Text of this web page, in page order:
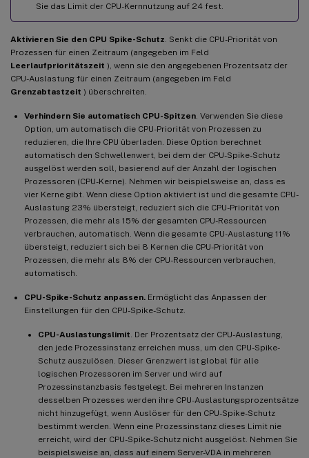
Sie das Limit der CPU-Kernnutzung auf 24 fest.
Aktivieren Sie den CPU Spike-Schutz . Senkt die CPU-Priorität von
Prozessen für einen Zeitraum (angegeben im Feld
Leerlaufprioritätszeit ), wenn sie den angegebenen Prozentsatz der
CPU-Auslastung für einen Zeitraum (angegeben im Feld
Grenzabtastzeit ) überschreiten.
Verhindern Sie automatisch CPU-Spitzen . Verwenden Sie diese
Option, um automatisch die CPU-Priorität von Prozessen zu
reduzieren, die Ihre CPU überladen. Diese Option berechnet
automatisch den Schwellenwert, bei dem der CPU-Spike-Schutz
ausgelöst werden soll, basierend auf der Anzahl der logischen
Prozessoren (CPU-Kerne). Nehmen wir beispielsweise an, dass es
vier Kerne gibt. Wenn diese Option aktiviert ist und die gesamte CPU-
Auslastung 23% übersteigt, reduziert sich die CPU-Priorität von
Prozessen, die mehr als 15% der gesamten CPU-Ressourcen
verbrauchen, automatisch. Wenn die gesamte CPU-Auslastung 11%
übersteigt, reduziert sich bei 8 Kernen die CPU-Priorität von
Prozessen, die mehr als 8% der CPU-Ressourcen verbrauchen,
automatisch.
CPU-Spike-Schutz anpassen. Ermöglicht das Anpassen der
Einstellungen für den CPU-Spike-Schutz.
CPU-Auslastungslimit . Der Prozentsatz der CPU-Auslastung,
den jede Prozessinstanz erreichen muss, um den CPU-Spike-
Schutz auszulösen. Dieser Grenzwert ist global für alle
logischen Prozessoren im Server und wird auf
Prozessinstanzbasis festgelegt. Bei mehreren Instanzen
desselben Prozesses werden ihre CPU-Auslastungsprozentsätze
nicht hinzugefügt, wenn Auslöser für den CPU-Spike-Schutz
bestimmt werden. Wenn eine Prozessinstanz dieses Limit nie
erreicht, wird der CPU-Spike-Schutz nicht ausgelöst. Nehmen Sie
beispielsweise an, dass auf einem Server-VDA in mehreren